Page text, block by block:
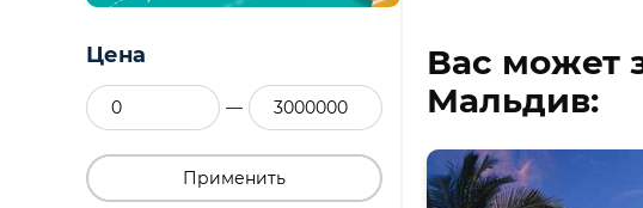
Цена
—
Применить
Вас может
Мальдив: